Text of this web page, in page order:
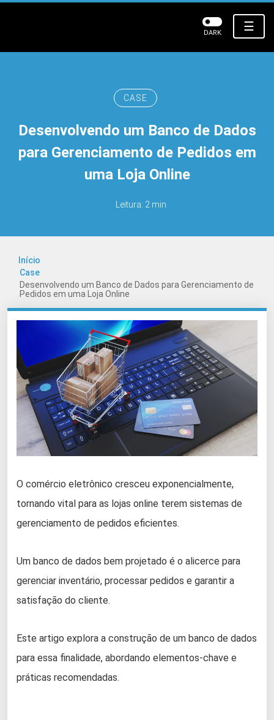
☰
DARK
CASE
Desenvolvendo um Banco de Dados
para Gerenciamento de Pedidos em
uma Loja Online
Leitura: 2 min
Início
Case
Desenvolvendo um Banco de Dados para Gerenciamento de
Pedidos em uma Loja Online
O comércio eletrônico cresceu exponencialmente,
tornando vital para as lojas online terem sistemas de
gerenciamento de pedidos eficientes.
Um banco de dados bem projetado é o alicerce para
gerenciar inventário, processar pedidos e garantir a
satisfação do cliente.
Este artigo explora a construção de um banco de dados
para essa finalidade, abordando elementos-chave e
práticas recomendadas.